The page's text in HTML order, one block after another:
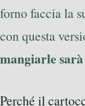
forno faccia la
con questa
mangiarle
Perché il